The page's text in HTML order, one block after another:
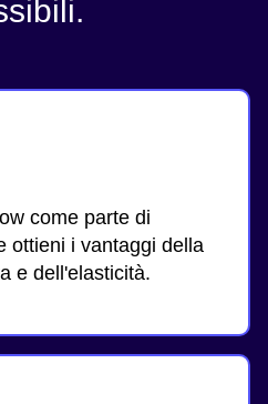
come parte di
ottieni i vantaggi della
e dell'elasticità.